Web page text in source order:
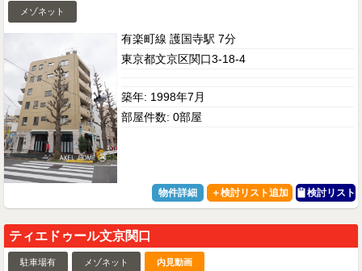
メゾネット
有楽町線 護国寺駅 7分
東京都文京区関口3-18-4
築年: 1998年7月
部屋件数: 0部屋
物件詳細 検討リスト
ティエドゥール文京関口
駐車場有 メゾネット 内見動画